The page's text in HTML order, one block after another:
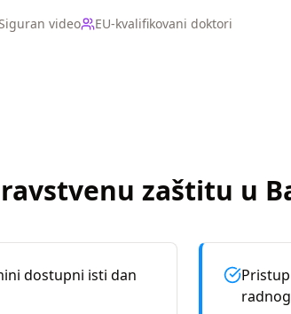
video EU-kvalifikovani doktori
zaštitu u
dostupni isti dan